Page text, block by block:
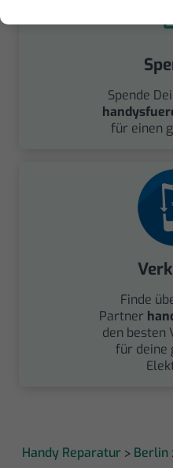
Spende
für einen
Finde
Partner
den besten
für deine
Handy Reparatur > Berlin